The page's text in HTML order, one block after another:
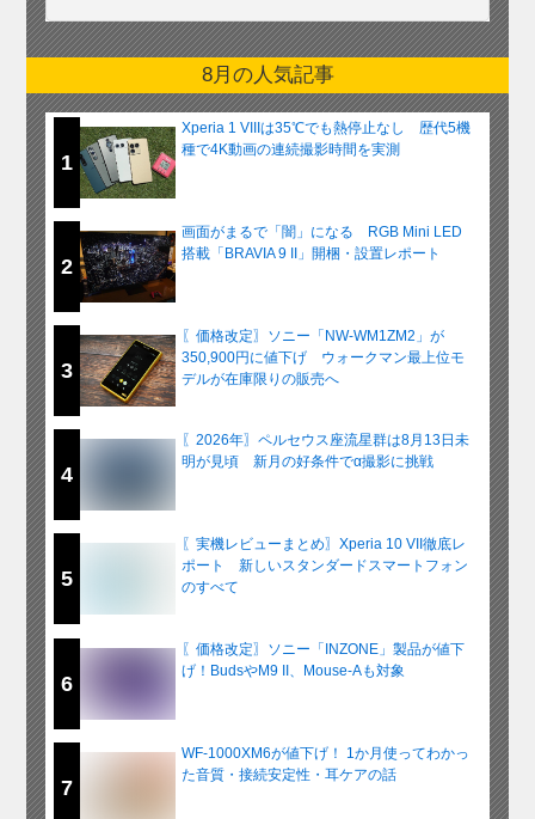
8月の人気記事
1
Xperia 1 VIIIは35℃でも熱停止なし 歴代5機
種で4K動画の連続撮影時間を実測
2
画面がまるで「闇」になる RGB Mini LED
搭載「BRAVIA 9 II」開梱・設置レポート
3
〖価格改定〗ソニー「NW-WM1ZM2」が
350,900円に値下げ ウォークマン最上位モ
デルが在庫限りの販売へ
4
〖2026年〗ペルセウス座流星群は8月13日未
明が見頃 新月の好条件でα撮影に挑戦
5
〖実機レビューまとめ〗Xperia 10 VII徹底レ
ポート 新しいスタンダードスマートフォン
のすべて
6
〖価格改定〗ソニー「INZONE」製品が値下
げ！BudsやM9 II、Mouse-Aも対象
7
WF-1000XM6が値下げ！ 1か月使ってわかっ
た音質・接続安定性・耳ケアの話